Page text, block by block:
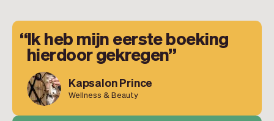
Ik heb mijn eerste boeking
hierdoor gekregen
Kapsalon Prince
Wellness & Beauty